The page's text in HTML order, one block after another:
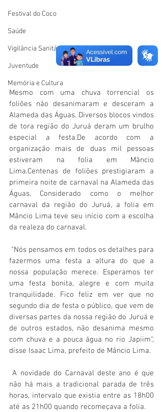
Festival do Coco
Saúde
Vigilãncia Sanitária
Juventude
Memória e Cultura
Mesmo com uma chuva torrencial os
foliões não desanimaram e desceram a
Alameda das Águas. Diversos blocos vindos
de tora região do Juruá deram um brulho
especial a festa.De acordo com a
organização mais de duas mil pessoas
estiveram na folia em Mâncio
Lima.Centenas de foliões prestigiaram a
primeira noite de carnaval na Alameda das
Águas. Considerado como o melhor
carnaval da região do Juruá, a folia em
Mâncio Lima teve seu início com a escolha
da realeza do carnaval.
fazermos uma festa a altura do que a
nossa população merece. Esperamos ter
uma festa bonita, alegre e com muita
tranquilidade. Fico feliz em ver que no
segundo dia de festa o público, que vem de
diversas partes da nossa região do Juruá e
de outros estados, não desanima mesmo
com chuva e a pouca água no rio Japiim",
disse Isaac Lima, prefeito de Mâncio Lima.
A novidade do Carnaval deste ano é que
não há mais a tradicional parada de três
horas, intervalo que existia entre as 18h00
até as 21h00 quando recomeçava a folia.